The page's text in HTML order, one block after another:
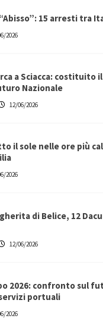
15 arresti tra
2026
a Sciacca: costituito
Nazionale
12/06/2026
il sole nelle ore più
2026
di Belice, 12
12/06/2026
2026: confronto sul
portuali
2026